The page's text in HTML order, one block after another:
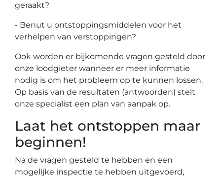
geraakt?
- Benut u ontstoppingsmiddelen voor het
verhelpen van verstoppingen?
Ook worden er bijkomende vragen gesteld door
onze loodgieter wanneer er meer informatie
nodig is om het probleem op te kunnen lossen.
Op basis van de resultaten (antwoorden) stelt
onze specialist een plan van aanpak op.
Laat het ontstoppen maar
beginnen!
Na de vragen gesteld te hebben en een
mogelijke inspectie te hebben uitgevoerd,